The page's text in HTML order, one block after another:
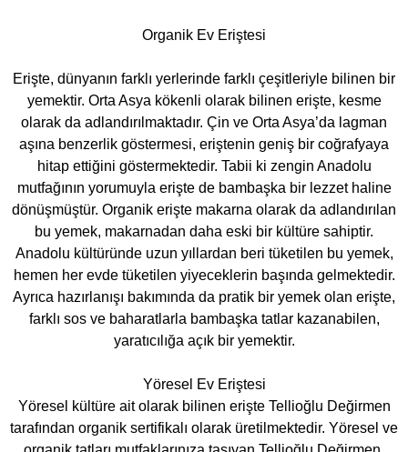
Organik Ev Eriştesi
Erişte, dünyanın farklı yerlerinde farklı çeşitleriyle bilinen bir
yemektir. Orta Asya kökenli olarak bilinen erişte, kesme
olarak da adlandırılmaktadır. Çin ve Orta Asya’da lagman
aşına benzerlik göstermesi, eriştenin geniş bir coğrafyaya
hitap ettiğini göstermektedir. Tabii ki zengin Anadolu
mutfağının yorumuyla erişte de bambaşka bir lezzet haline
dönüşmüştür. Organik erişte makarna olarak da adlandırılan
bu yemek, makarnadan daha eski bir kültüre sahiptir.
Anadolu kültüründe uzun yıllardan beri tüketilen bu yemek,
hemen her evde tüketilen yiyeceklerin başında gelmektedir.
Ayrıca hazırlanışı bakımında da pratik bir yemek olan erişte,
farklı sos ve baharatlarla bambaşka tatlar kazanabilen,
yaratıcılığa açık bir yemektir.
Yöresel Ev Eriştesi
Yöresel kültüre ait olarak bilinen erişte Tellioğlu Değirmen
tarafından organik sertifikalı olarak üretilmektedir. Yöresel ve